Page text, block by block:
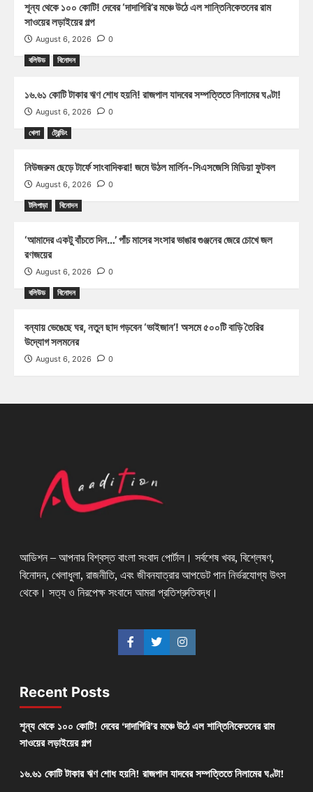
শূন্য থেকে ১০০ কোটি! দেবের ‘দাদাগিরি’র মঞ্চে উঠে এল শান্তিনিকেতনের রাম
সাওয়ের লড়াইয়ের গল্প
August 6, 2026 0
বলিউড বিনোদন
১৬.৬১ কোটি টাকার ঋণ শোধ হয়নি! রাজপাল যাদবের সম্পত্তিতে নিলামের ঘণ্টা!
August 6, 2026 0
খেলা ট্রেন্ডিং
নিউজরুম ছেড়ে টার্ফে সাংবাদিকরা! জমে উঠল মার্লিন-সিএসজেসি মিডিয়া ফুটবল
August 6, 2026 0
টলিপাড়া বিনোদন
‘আমাদের একটু বাঁচতে দিন…’ পাঁচ মাসের সংসার ভাঙার গুঞ্জনের জেরে চোখে জল
রণজয়ের
August 6, 2026 0
বলিউড বিনোদন
বন্যায় ভেঙেছে ঘর, নতুন ছাদ গড়বেন ‘ভাইজান’! অসমে ৫০০টি বাড়ি তৈরির
উদ্যোগ সলমনের
August 6, 2026 0
আডিশন – আপনার বিশ্বস্ত বাংলা সংবাদ পোর্টাল। সর্বশেষ খবর, বিশ্লেষণ,
বিনোদন, খেলাধুলা, রাজনীতি, এবং জীবনযাত্রার আপডেট পান নির্ভরযোগ্য উৎস
থেকে। সত্য ও নিরপেক্ষ সংবাদে আমরা প্রতিশ্রুতিবদ্ধ।
Recent Posts
শূন্য থেকে ১০০ কোটি! দেবের ‘দাদাগিরি’র মঞ্চে উঠে এল শান্তিনিকেতনের রাম
সাওয়ের লড়াইয়ের গল্প
১৬.৬১ কোটি টাকার ঋণ শোধ হয়নি! রাজপাল যাদবের সম্পত্তিতে নিলামের ঘণ্টা!